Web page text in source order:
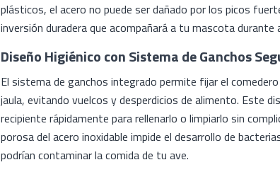
plásticos, el acero no puede ser dañado por los picos
inversión duradera que acompañará a tu mascota durante
Diseño Higiénico con Sistema de Ganchos
El sistema de ganchos integrado permite fijar el
jaula, evitando vuelcos y desperdicios de alimento. Este
recipiente rápidamente para rellenarlo o limpiarlo sin
porosa del acero inoxidable impide el desarrollo de
podrían contaminar la comida de tu ave.